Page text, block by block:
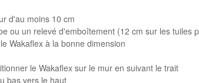
d'au moins 10 cm
ou un relevé d'emboîtement (12 cm sur les tuiles
Wakaflex à la bonne dimension
le Wakaflex sur le mur en suivant le trait
bas vers le haut